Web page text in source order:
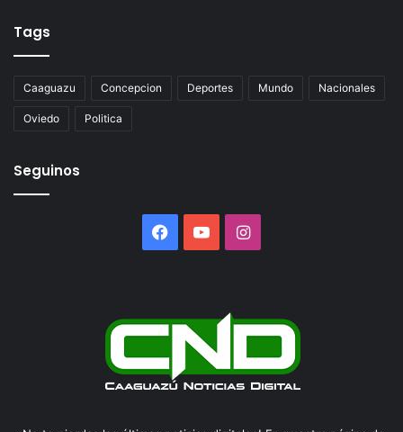
Tags
Caaguazu Concepcion Deportes Mundo Nacionales
Oviedo Politica
Seguinos
Facebook
YouTubeInstagram